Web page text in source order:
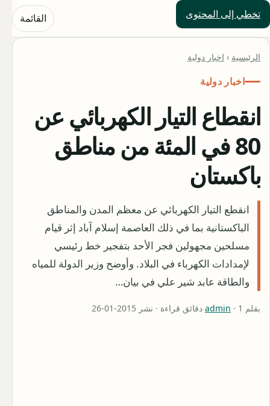
تخطي إلى المحتوى
حلول العالم القائمة
الرئيسية › اخبار دولية
اخبار دولية
انقطاع التيار الكهربائي عن
80 في المئة من مناطق
باكستان
انقطع التيار الكهربائي عن معظم المدن والمناطق
الباكستانية بما في ذلك العاصمة إسلام آباد إثر قيام
مسلحين مجهولين فجر الأحد بتفجير خط رئيسي
لإمدادات الكهرباء في البلاد. وأوضح وزير الدولة للمياه
والطاقة عابد شير علي في بيان…
بقلم admin · 1 دقائق قراءة · نشر 2015-01-26